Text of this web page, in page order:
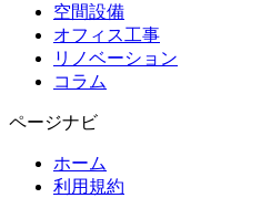
空間設備
オフィス工事
リノベーション
コラム
ページナビ
ホーム
利用規約